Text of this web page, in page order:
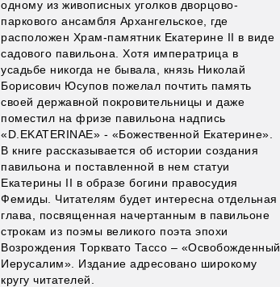
одному из живописных уголков дворцово-
паркового ансамбля Архангельское, где
расположен Храм-памятник Екатерине II в виде
садового павильона. Хотя императрица в
усадьбе никогда не бывала, князь Николай
Борисович Юсупов пожелал почтить память
своей державной покровительницы и даже
поместил на фризе павильона надпись
«D.EKATERINAE» - «Божественной Екатерине».
В книге рассказывается об истории создания
павильона и поставленной в нем статуи
Екатерины II в образе богини правосудия
Фемиды. Читателям будет интересна отдельная
глава, посвященная начертанным в павильоне
строкам из поэмы великого поэта эпохи
Возрождения Торквато Тассо – «Освобожденный
Иерусалим». Издание адресовано широкому
кругу читателей.